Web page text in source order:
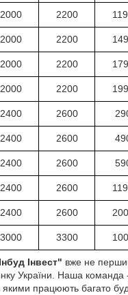
2000 2200
2000 2200
2000 2200
2000 2200
2400 2600
2400 2600
2400 2600
2400 2600
2400 2600
3000 3300
Інвест" вже не
України. Наша команда
працюють багато